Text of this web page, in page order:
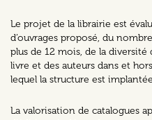
Le projet de la librairie est
d’ouvrages proposé, du
plus de 12 mois, de la
livre et des auteurs dans et
lequel la structure est
La valorisation de catalogues